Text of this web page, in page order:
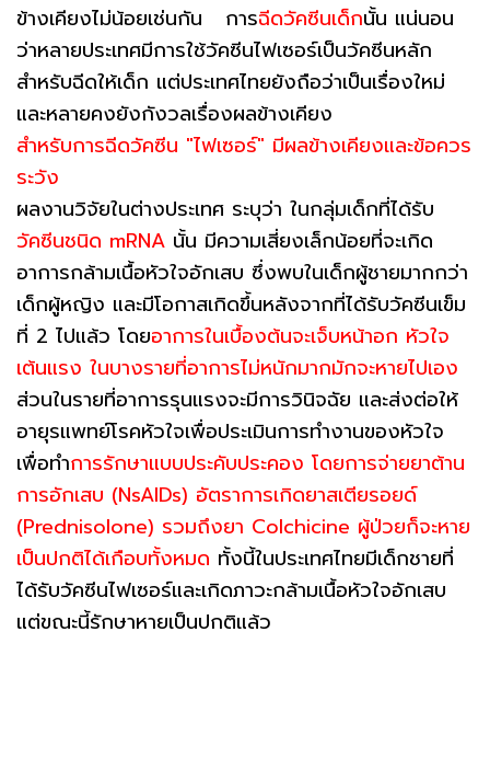
ข้างเคียงไม่น้อยเช่นกัน การฉีดวัคซีนเด็กนั้น แน่นอน
ว่าหลายประเทศมีการใช้วัคซีนไฟเซอร์เป็นวัคซีนหลัก
สำหรับฉีดให้เด็ก แต่ประเทศไทยยังถือว่าเป็นเรื่องใหม่
และหลายคงยังกังวลเรื่องผลข้างเคียง
สำหรับการฉีดวัคซีน "ไฟเซอร์" มีผลข้างเคียงและข้อควร
ระวัง
ผลงานวิจัยในต่างประเทศ ระบุว่า ในกลุ่มเด็กที่ได้รับ
วัคซีนชนิด mRNA นั้น มีความเสี่ยงเล็กน้อยที่จะเกิด
อาการกล้ามเนื้อหัวใจอักเสบ ซึ่งพบในเด็กผู้ชายมากกว่า
เด็กผู้หญิง และมีโอกาสเกิดขึ้นหลังจากที่ได้รับวัคซีนเข็ม
ที่ 2 ไปแล้ว โดยอาการในเบื้องต้นจะเจ็บหน้าอก หัวใจ
เต้นแรง ในบางรายที่อาการไม่หนักมากมักจะหายไปเอง
ส่วนในรายที่อาการรุนแรงจะมีการวินิจฉัย และส่งต่อให้
อายุรแพทย์โรคหัวใจเพื่อประเมินการทำงานของหัวใจ
เพื่อทำการรักษาแบบประคับประคอง โดยการจ่ายยาต้าน
การอักเสบ (NsAIDs) อัตราการเกิดยาสเตียรอยด์
(Prednisolone) รวมถึงยา Colchicine ผู้ป่วยก็จะหาย
เป็นปกติได้เกือบทั้งหมด ทั้งนี้ในประเทศไทยมีเด็กชายที่
ได้รับวัคซีนไฟเซอร์และเกิดภาวะกล้ามเนื้อหัวใจอักเสบ
แต่ขณะนี้รักษาหายเป็นปกติแล้ว